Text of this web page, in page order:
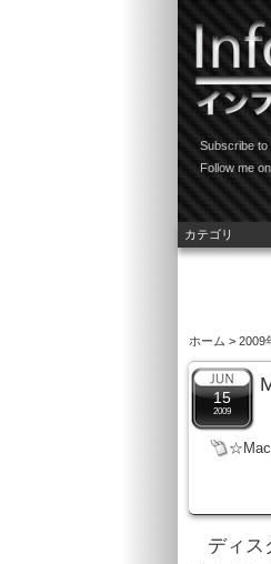
Subscribe to
Follow me
ホーム > 2009
15
2009
☆Mac
ディス
カテゴリ